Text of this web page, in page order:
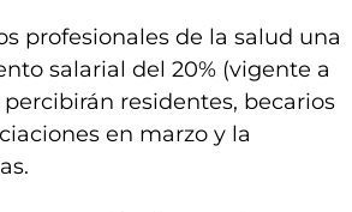
profesionales de la salud una
salarial del 20% (vigente a
residentes, becarios
en marzo y la